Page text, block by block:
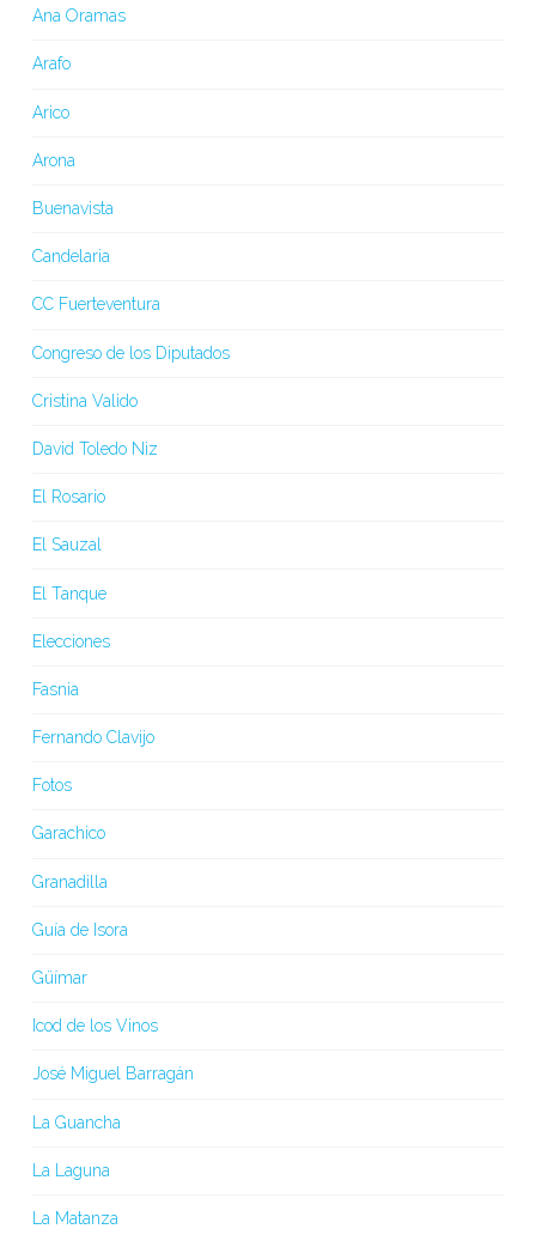
Ana Oramas
Arafo
Arico
Arona
Buenavista
Candelaria
CC Fuerteventura
Congreso de los Diputados
Cristina Valido
David Toledo Niz
El Rosario
El Sauzal
El Tanque
Elecciones
Fasnia
Fernando Clavijo
Fotos
Garachico
Granadilla
Guía de Isora
Güímar
Icod de los Vinos
José Miguel Barragán
La Guancha
La Laguna
La Matanza